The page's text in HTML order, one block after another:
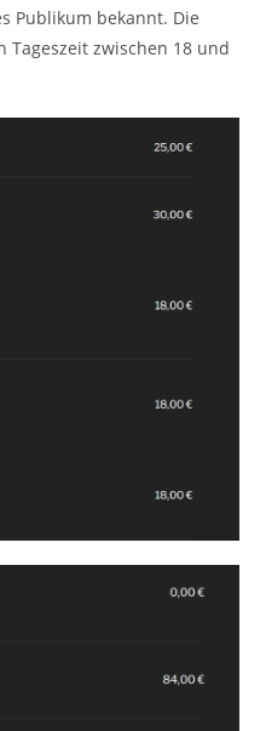
Publikum bekannt. Die
zwischen 18 und